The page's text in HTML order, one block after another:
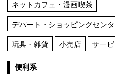
ネットカフェ・漫画喫茶
デパート・ショッピングセン
玩具・雑貨
小売店 サー
便利系